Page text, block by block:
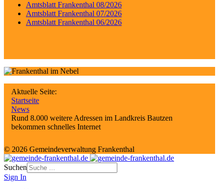
Amtsblatt Frankenthal 08/2026
Amtsblatt Frankenthal 07/2026
Amtsblatt Frankenthal 06/2026
Aktuelle Seite:
Startseite
News
Rund 8.000 weitere Adressen im Landkreis Bautzen
bekommen schnelles Internet
© 2026 Gemeindeverwaltung Frankenthal
Suchen
Sign In